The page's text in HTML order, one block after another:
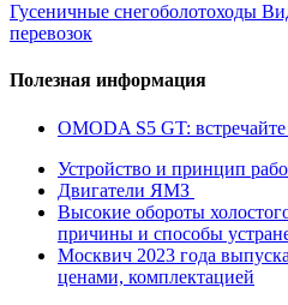
Гусеничные снегоболотоходы
перевозок
Полезная информация
OMODA S5 GT:
Устройство и принцип
Двигатели ЯМЗ
Высокие обороты
причины и способы
Москвич 2023 года
ценами, комплектацией